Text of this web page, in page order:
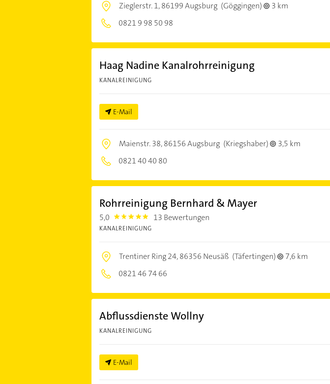
Zieglerstr. 1,86199 Augsburg (Göggingen)
3 km
0821 9 98 50 98
Haag Nadine Kanalrohrreinigung
KANALREINIGUNG
E-Mail
Maienstr. 38,86156 Augsburg (Kriegshaber)
3,5 km
0821 40 40 80
Rohrreinigung Bernhard & Mayer
5,0 5.0 13 Bewertungen
KANALREINIGUNG
Trentiner Ring 24,86356 Neusäß (Täfertingen)
7,6 km
0821 46 74 66
Abflussdienste Wollny
KANALREINIGUNG
E-Mail